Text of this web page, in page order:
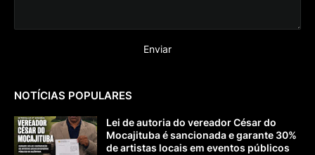
NOTÍCIAS POPULARES
Lei de autoria do vereador César do
Mocajituba é sancionada e garante 30%
de artistas locais em eventos públicos